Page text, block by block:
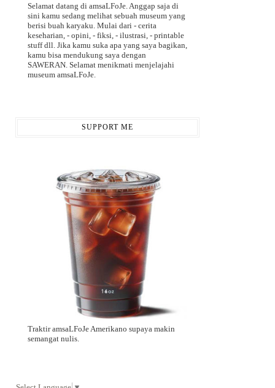
Selamat datang di amsaLFoJe. Anggap saja di
sini kamu sedang melihat sebuah museum yang
berisi buah karyaku. Mulai dari - cerita
keseharian, - opini, - fiksi, - ilustrasi, - printable
stuff dll. Jika kamu suka apa yang saya bagikan,
kamu bisa mendukung saya dengan
SAWERAN. Selamat menikmati menjelajahi
museum amsaLFoJe.
SUPPORT ME
Traktir amsaLFoJe Amerikano supaya makin
semangat nulis.